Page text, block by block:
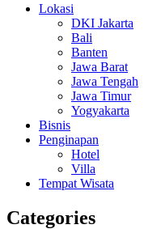
Lokasi
DKI Jakarta
Bali
Banten
Jawa Barat
Jawa Tengah
Jawa Timur
Yogyakarta
Bisnis
Penginapan
Hotel
Villa
Tempat Wisata
Categories